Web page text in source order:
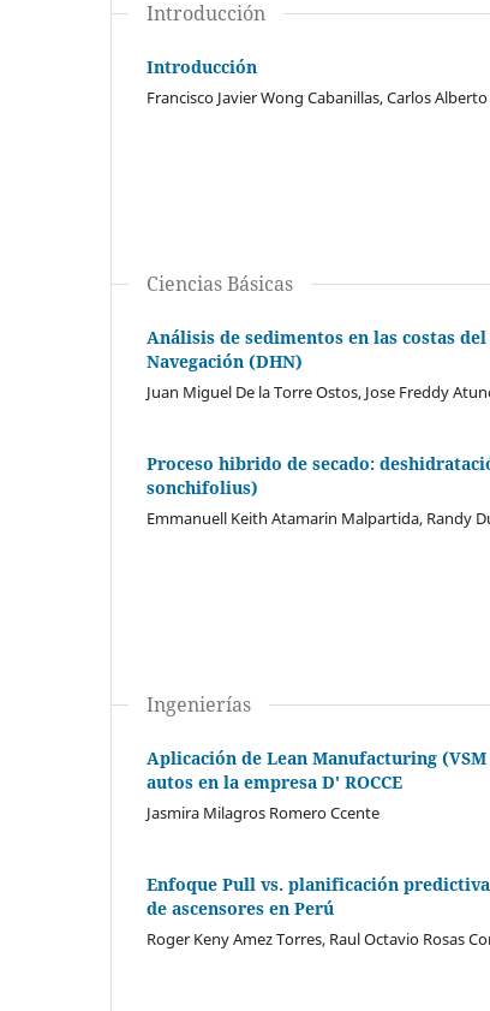
Introducción
Introducción
Francisco Javier Wong Cabanillas, Carlos
Ciencias Básicas
Análisis de sedimentos en las costas
Navegación (DHN)
Juan Miguel De la Torre Ostos, Jose Freddy
Proceso hibrido de secado:
sonchifolius)
Emmanuell Keith Atamarin Malpartida, Randy
Ingenierías
Aplicación de Lean Manufacturing
autos en la empresa D' ROCCE
Jasmira Milagros Romero Ccente
Enfoque Pull vs. planificación
de ascensores en Perú
Roger Keny Amez Torres, Raul Octavio Rosas